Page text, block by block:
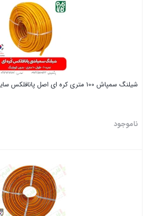
شیلنگ سمپاش 100 متری کره ای اصل پانافلکس سایز 10
ناموجود